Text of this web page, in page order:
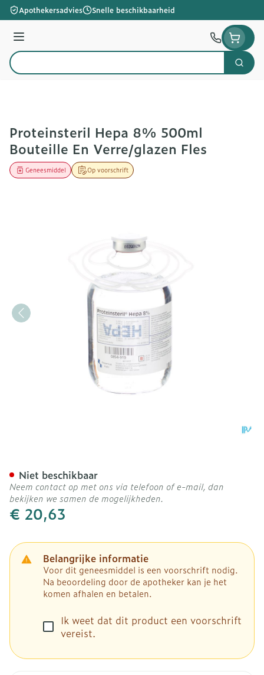
Ga naar de inhoud
Apothekersadvies Snelle beschikbaarheid
Menu
Product, merk, categorie...
Zoek
Proteinsteril Hepa 8% 500ml
Bouteille En Verre/glazen Fles
Op voorschrift
Geneesmiddel
€ 20,63
Belangrijke informatie
Voor dit geneesmiddel is een voorschrift nodig.
Na beoordeling door de apotheker kan je het
komen afhalen en betalen.
Ik weet dat dit product een voorschrift
vereist.
Niet beschikbaar
Neem contact op met ons via telefoon of e-mail, dan
bekijken we samen de mogelijkheden.